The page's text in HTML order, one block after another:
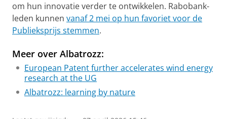
om hun innovatie verder te ontwikkelen. Rabobank-
leden kunnen vanaf 2 mei op hun favoriet voor de
Publieksprijs stemmen.
Meer over Albatrozz:
European Patent further accelerates wind energy
research at the UG
Albatrozz: learning by nature